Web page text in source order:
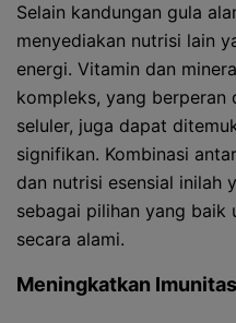
Selain kandungan gula
menyediakan nutrisi lain
energi. Vitamin dan
kompleks, yang berperan
seluler, juga dapat
signifikan. Kombinasi
dan nutrisi esensial inilah
sebagai pilihan yang baik
secara alami.
Meningkatkan Imunitas